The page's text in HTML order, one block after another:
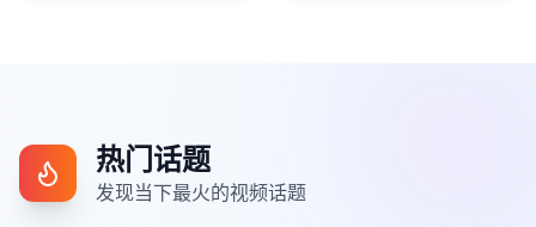
热门话题
发现当下最火的视频话题